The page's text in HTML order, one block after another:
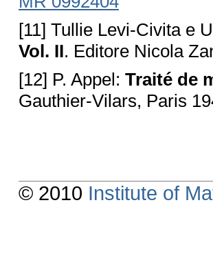
[11] Tullie Levi-Civita e
Vol. II. Editore Nicola
[12] P. Appel: Traité de
Gauthier-Vilars, Paris
© 2010 Institute of